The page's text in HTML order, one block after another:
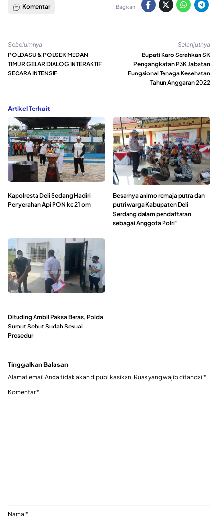
Komentar Bagikan:
Sebelumnya
POLDASU & POLSEK MEDAN
TIMUR GELAR DIALOG INTERAKTIF
SECARA INTENSIF
Selanjutnya
Bupati Karo Serahkan SK
Pengangkatan P3K Jabatan
Fungsional Tenaga Kesehatan
Tahun Anggaran 2022
Artikel Terkait
Kapolresta Deli Sedang Hadiri
Penyerahan Api PON ke 21 om
Besarnya animo remaja putra dan
putri warga Kabupaten Deli
Serdang dalam pendaftaran
sebagai Anggota Polri”
Dituding Ambil Paksa Beras, Polda
Sumut Sebut Sudah Sesuai
Prosedur
Tinggalkan Balasan
Alamat email Anda tidak akan dipublikasikan. Ruas yang wajib ditandai *
Komentar*
Nama *